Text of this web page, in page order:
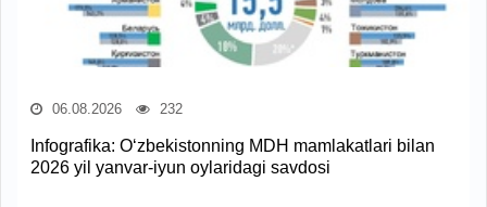
06.08.2026 232
Infografika: O‘zbekistonning MDH mamlakatlari bilan
2026 yil yanvar-iyun oylaridagi savdosi